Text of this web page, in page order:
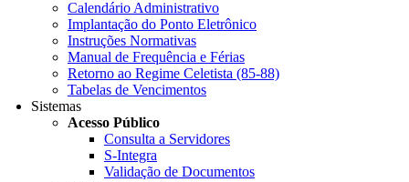
Calendário Administrativo
Implantação do Ponto Eletrônico
Instruções Normativas
Manual de Frequência e Férias
Retorno ao Regime Celetista (85-88)
Tabelas de Vencimentos
Sistemas
Acesso Público
Consulta a Servidores
S-Integra
Validação de Documentos